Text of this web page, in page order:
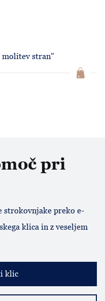
molitev stran"
pri
strokovnjake preko e-
klica in z veseljem
klic